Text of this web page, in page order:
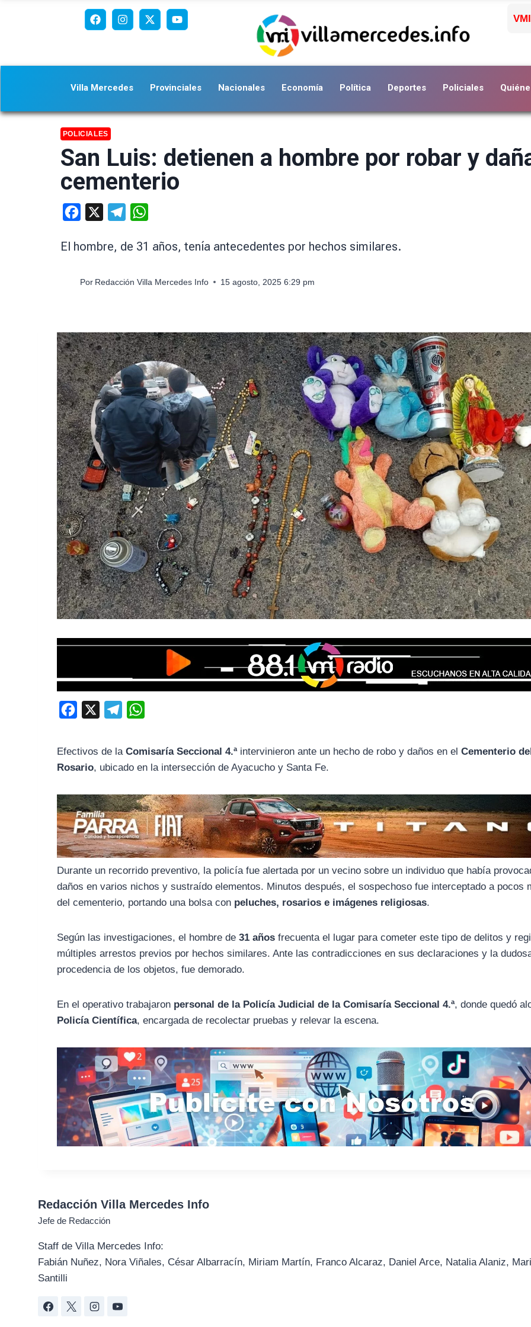
Villa Mercedes Provinciales Nacionales Economía Política Deportes Policiales
POLICIALES
San Luis: detienen a hombre por robar y
cementerio
Facebook Telegram
El hombre, de 31 años, tenía antecedentes por hechos similares.
Por Redacción Villa Mercedes Info 15 agosto, 2025 6:29 pm
o
o
k
e
r
a
m
A
p
p
Efectivos de laComisaría Seccional 4.ªintervinieron ante un hecho de robo y daños en elCementerio
Rosario, ubicado en la intersección de Ayacucho y Santa Fe.
Durante un recorrido preventivo, la policía fue alertada por un vecino sobre un individuo que había
daños en varios nichos y sustraído elementos. Minutos después, el sospechoso fue interceptado a pocos
del cementerio, portando una bolsa con peluches, rosarios e imágenes religiosas.
Según las investigaciones, el hombre de31 años frecuenta el lugar para cometer este tipo de delitos y
múltiples arrestos previos por hechos similares. Ante las contradicciones en sus declaraciones y la
procedencia de los objetos, fue demorado.
En el operativo trabajaron personal de la Policía Judicial de la Comisaría Seccional 4.ª, donde quedó
Policía Científica, encargada de recolectar pruebas y relevar la escena.
Redacción Villa Mercedes Info
Jefe de Redacción
Staff de Villa Mercedes Info:
Fabián Nuñez, Nora Viñales, César Albarracín, Miriam Martín, Franco Alcaraz, Daniel Arce, Natalia Alaniz,
Santilli